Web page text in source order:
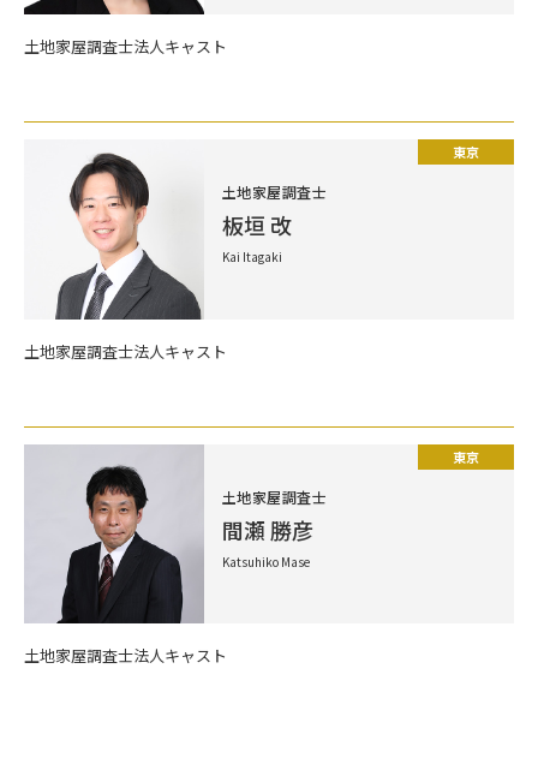
土地家屋調査士法人キャスト
土地家屋調査士
板垣 改
Kai Itagaki
東京
土地家屋調査士法人キャスト
土地家屋調査士
間瀬 勝彦
Katsuhiko Mase
東京
土地家屋調査士法人キャスト